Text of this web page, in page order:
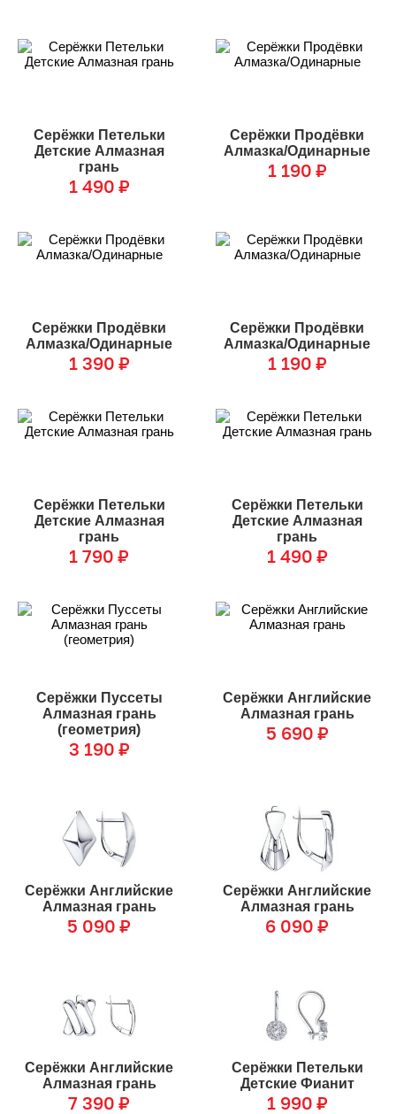
Серёжки Петельки
Детские Алмазная
грань
1 490 ₽
Серёжки Продёвки
Алмазка/Одинарные
1 190 ₽
Серёжки Продёвки
Алмазка/Одинарные
1 390 ₽
Серёжки Продёвки
Алмазка/Одинарные
1 190 ₽
Серёжки Петельки
Детские Алмазная
грань
1 790 ₽
Серёжки Петельки
Детские Алмазная
грань
1 490 ₽
Серёжки Пуссеты
Алмазная грань
(геометрия)
3 190 ₽
Серёжки Английские
Алмазная грань
5 690 ₽
Серёжки Английские
Алмазная грань
5 090 ₽
Серёжки Английские
Алмазная грань
6 090 ₽
Серёжки Английские
Алмазная грань
7 390 ₽
Серёжки Петельки
Детские Фианит
1 990 ₽